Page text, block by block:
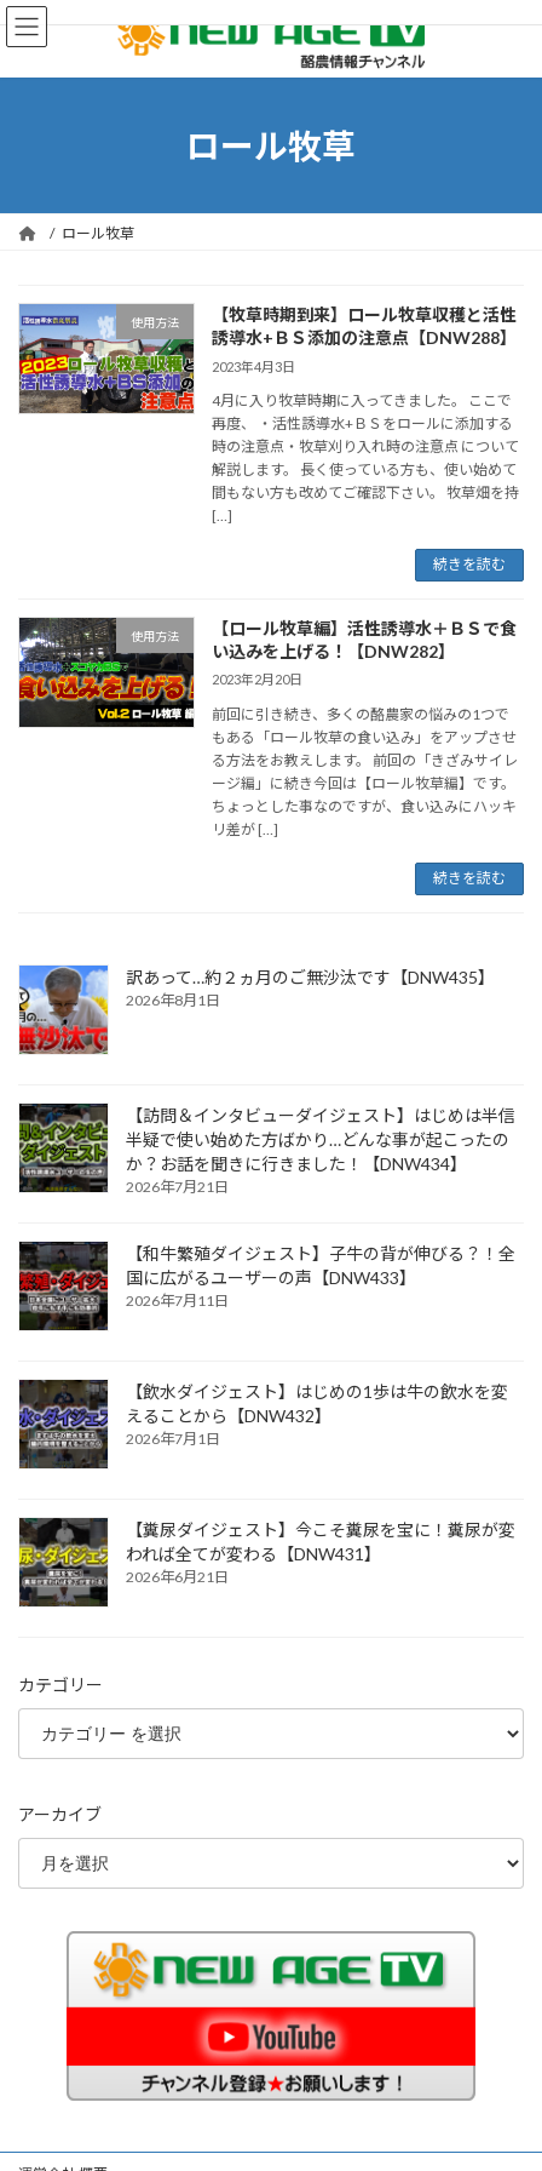
コ
ン
ン
ナ
ビ
ー
ロール牧草
ロール牧草
使用方法
【牧草時期到来】ロール牧草収穫と活性
誘導水+ＢＳ添加の注意点【DNW288】
2023年4月3日
4月に入り牧草時期に入ってきました。 ここで
再度、 ・活性誘導水+ＢＳをロールに添加する
時の注意点・牧草刈り入れ時の注意点 について
解説します。 長く使っている方も、使い始めて
間もない方も改めてご確認下さい。 牧草畑を持
[…]
続きを読む
使用方法
【ロール牧草編】活性誘導水＋ＢＳで食
い込みを上げる！【DNW282】
2023年2月20日
前回に引き続き、多くの酪農家の悩みの1つで
もある「ロール牧草の食い込み」をアップさせ
る方法をお教えします。 前回の「きざみサイレ
ージ編」に続き今回は【ロール牧草編】です。
ちょっとした事なのですが、食い込みにハッキ
リ差が […]
続きを読む
訳あって…約２ヵ月のご無沙汰です【DNW435】
2026年8月1日
【訪問＆インタビューダイジェスト】はじめは半信
半疑で使い始めた方ばかり…どんな事が起こったの
か？お話を聞きに行きました！【DNW434】
2026年7月21日
【和牛繁殖ダイジェスト】子牛の背が伸びる？！全
国に広がるユーザーの声【DNW433】
2026年7月11日
【飲水ダイジェスト】はじめの1歩は牛の飲水を変
えることから【DNW432】
2026年7月1日
【糞尿ダイジェスト】今こそ糞尿を宝に！糞尿が変
われば全てが変わる【DNW431】
2026年6月21日
カテゴリー
アーカイブ